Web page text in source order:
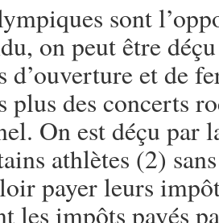
sont
on peut être
d’ouverture et de
plus des concerts
On est déçu par
athlètes (2)
payer leurs
les impôts payés